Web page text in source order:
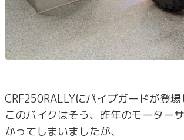
CRF250RALLYにパイプガードが登場
このバイクはそう、昨年のモーター
かってしまいましたが、